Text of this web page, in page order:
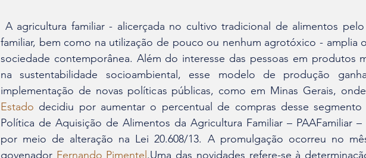
familiar, bem como na utilização de pouco ou nenhum agrotóxico - amplia
sociedade contemporânea. Além do interesse das pessoas em produtos
na sustentabilidade socioambiental, esse modelo de produção
implementação de novas políticas públicas, como em Minas Gerais,
Estado decidiu por aumentar o percentual de compras desse
Política de Aquisição de Alimentos da Agricultura Familiar – PAAFamiliar
por meio de alteração na Lei 20.608/13. A promulgação ocorreu no
govenador Fernando Pimentel .Uma das novidades refere-se à